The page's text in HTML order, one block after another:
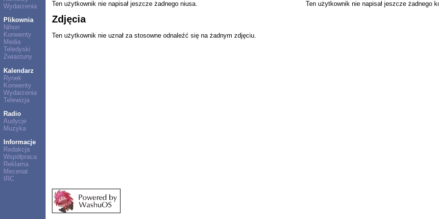
Wydarzenia
Plikownia
Nihon
Konwenty
Media
Teledyski
Zwiastuny
Kalendarz
Rynek
Konwenty
Wydarzenia
Telewizja
Radio
Audycje
Muzyka
Informacje
Redakcja
Współpraca
Reklama
Mecenat
IRC
Ten użytkownik nie napisał jeszcze żadnego niusa. Ten użytkownik nie napisał jeszcze żadnego
Zdjęcia
Ten użytkownik nie uznał za stosowne odnaleźć się na żadnym zdjęciu.